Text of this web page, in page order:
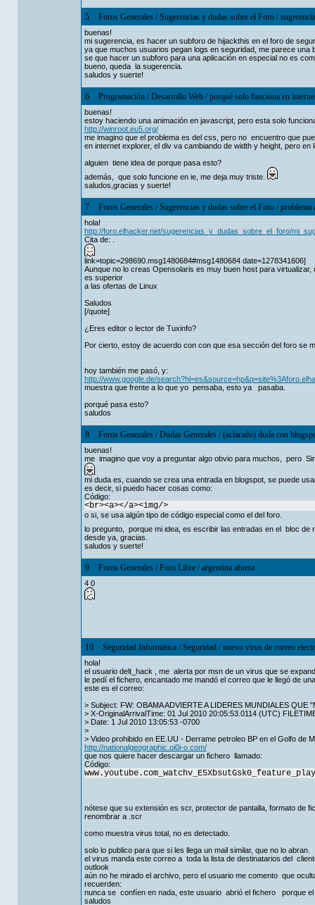
5 Foros Generales/Sugerencias y dudas sobre el Foro/
buenas!
mi sugerencia, es hacer un subforo de hijackthis en el foro de
ya que muchos usuarios pegan logs en seguridad, me parece una
se que hacer un subforo para una aplicación en especial no es
bueno, queda la sugerencia.
saludos y suerte!
6 Programación/Desarrollo Web/porqué solo funciona en
buenas!
estoy haciendo una animación en javascript, pero esta solo
http://winroot.eu5.org/
me imagino que el problema es del css, pero no encuentro que
en internet explorer, el div va cambiando de width y height, pero en
alguien tiene idea de porque pasa esto?
además, que solo funcione en ie, me deja muy triste.
saludos,gracias y suerte!
7 Foros Generales/Sugerencias y dudas sobre el Foro/problema
hola!
http://foro.elhacker.net/sugerencias_y_dudas_sobre_el_foro/
Cita de: .
link=topic=298690.msg1480684#msg1480684 date=1278341606]
Aunque no lo creas Opensolaris es muy buen host para
es superior
a las ofertas de Linux
Saludos
[/quote]
¿Eres editor o lector de Tuxinfo?
Por cierto, estoy de acuerdo con con que esa sección del foro se
hoy también me pasó, y:
http://www.google.de/
muestra que frente a lo que yo pensaba, esto ya pasaba.
porqué pasa esto?
saludos
8 Foros Generales/Dudas Generales/(aclarado) duda con
buenas!
me imagino que voy a preguntar algo obvio para muchos, pero
mi duda es, cuando se crea una entrada en blogspot, se puede
es decir, si puedo hacer cosas como:
Código:
<br><a></a><img/>
o si, se usa algún tipo de código especial como el del foro.
lo pregunto, porque mi idea, es escribir las entradas en el bloc de
desde ya, gracias.
saludos y suerte!
9 Foros Generales/Foro Libre/argentina afuera
4 0
10 Seguridad Informática/Seguridad/nuevo virus de correo
hola!
el usuario delt_hack , me alerta por msn de un virus que se
le pedí el fichero, encantado me mandó el correo que le llegó de
este es el correo:
> Subject: FW: OBAMA ADVIERTE A LIDERES MUNDIALES
> X-OriginalArrivalTime: 01 Jul 2010 20:05:53.0114 (UTC)
> Date: 1 Jul 2010 13:05:53 -0700
>
> Video prohibido en EE.UU - Derrame petroleo BP en el Golfo de
http://nationalgeographic.oi0i-o.com/
que nos quiere hacer descargar un fichero llamado:
Código:
nótese que su extensión es scr, protector de pantalla, formato de
renombrar a .scr
como muestra virus total, no es detectado.
solo lo publico para que si les llega un mail similar, que no lo abran.
el virus manda este correo a toda la lista de destinatarios del
outlook
aún no he mirado el archivo, pero el usuario me comento que
recuerden:
nunca se confíen en nada, este usuario abrió el fichero porque el
saludos